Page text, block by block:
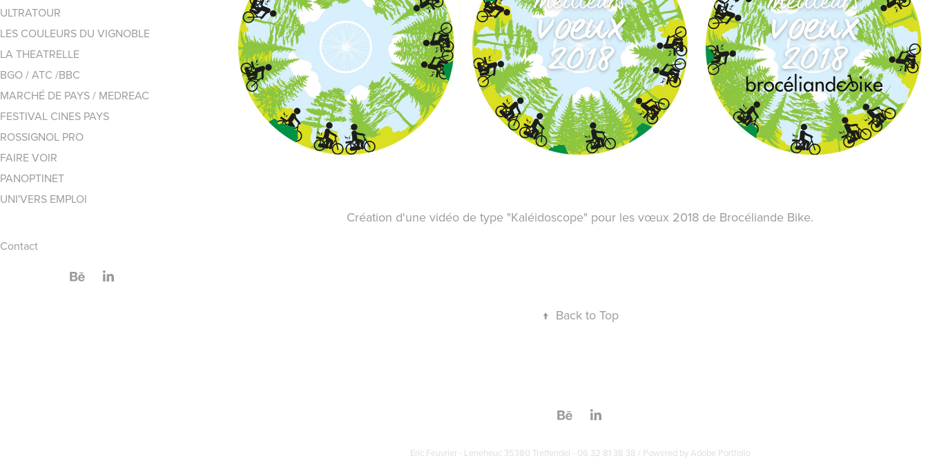
ULTRATOUR
LES COULEURS DU VIGNOBLE
LA THEATRELLE
BGO / ATC /BBC
MARCHÉ DE PAYS / MEDREAC
FESTIVAL CINES PAYS
ROSSIGNOL PRO
FAIRE VOIR
PANOPTINET
UNI'VERS EMPLOI
Contact
Création d'une vidéo de type "Kaléidoscope" pour les vœux 2018 de Brocéliande Bike.
↑ Back to Top
Eric Feuvrier - Leneheuc 35380 Treffendel - 06 32 81 38 38 / Powered byAdobe Portfolio